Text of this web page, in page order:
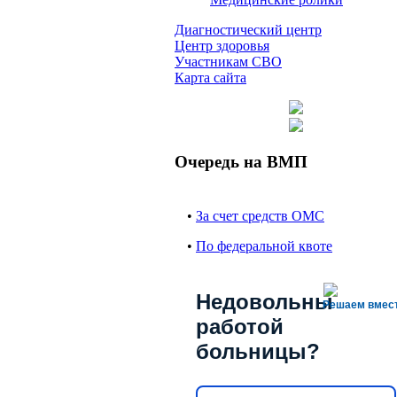
Диагностический центр
Центр здоровья
Участникам СВО
Карта сайта
Очередь на ВМП
• За счет средств ОМС
• По федеральной квоте
Решаем
Недовольны
работой
больницы?